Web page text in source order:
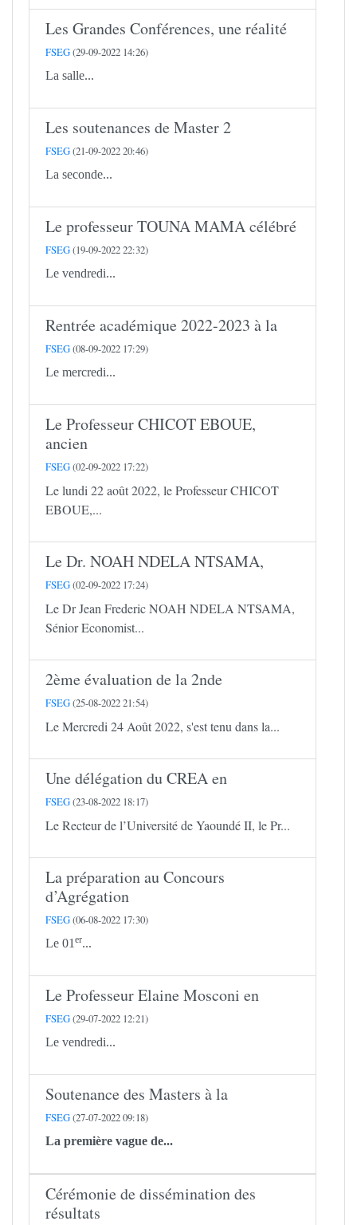
Les Grandes Conférences, une réalité
FSEG(29-09-2022 14:26)
La salle...
Les soutenances de Master 2
FSEG(21-09-2022 20:46)
La seconde...
Le professeur TOUNA MAMA célébré
FSEG(19-09-2022 22:32)
Le vendredi...
Rentrée académique 2022-2023 à la
FSEG(08-09-2022 17:29)
Le mercredi...
Le Professeur CHICOT EBOUE,
ancien
FSEG(02-09-2022 17:22)
Le lundi 22 août 2022, le Professeur CHICOT
EBOUE,...
Le Dr. NOAH NDELA NTSAMA,
FSEG(02-09-2022 17:24)
Le Dr Jean Frederic NOAH NDELA NTSAMA,
Sénior Economist...
2ème évaluation de la 2nde
FSEG(25-08-2022 21:54)
Le Mercredi 24 Août 2022, s'est tenu dans la...
Une délégation du CREA en
FSEG(23-08-2022 18:17)
Le Recteur de l’Université de Yaoundé II, le Pr...
La préparation au Concours
d’Agrégation
FSEG(06-08-2022 17:30)
Le 01 er...
Le Professeur Elaine Mosconi en
FSEG(29-07-2022 12:21)
Le vendredi...
Soutenance des Masters à la
FSEG(27-07-2022 09:18)
La première vague de...
Cérémonie de dissémination des
résultats